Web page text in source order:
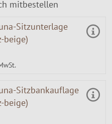
mitbestellen
Sitzunterlage
beige)
Sitzbankauflage
beige)